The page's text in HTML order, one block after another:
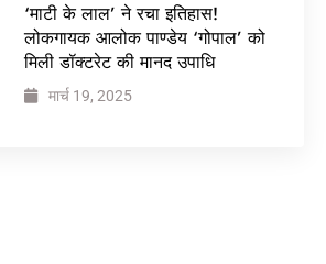
‘माटी के लाल’ ने रचा इतिहास!
लोकगायक आलोक पाण्डेय ‘गोपाल’ को
मिली डॉक्टरेट की मानद उपाधि
मार्च 19, 2025